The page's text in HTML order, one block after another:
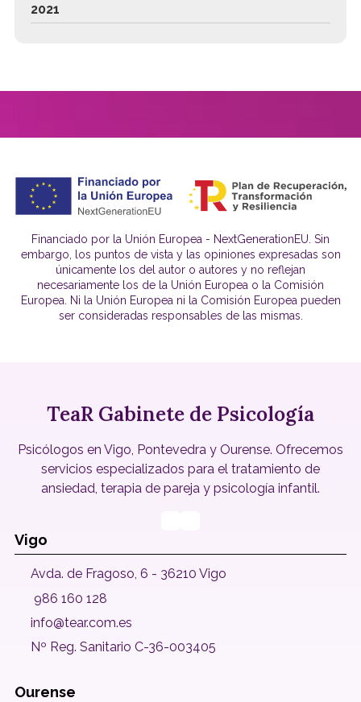
2021
Financiado por la Unión Europea - NextGenerationEU. Sin
embargo, los puntos de vista y las opiniones expresadas son
únicamente los del autor o autores y no reflejan
necesariamente los de la Unión Europea o la Comisión
Europea. Ni la Unión Europea ni la Comisión Europea pueden
ser consideradas responsables de las mismas.
TeaR Gabinete de Psicología
Psicólogos en Vigo, Pontevedra y Ourense. Ofrecemos
servicios especializados para el tratamiento de
ansiedad, terapia de pareja y psicología infantil.
Vigo
Avda. de Fragoso, 6 - 36210 Vigo
986 160 128
info@tear.com.es
Nº Reg. Sanitario C-36-003405
Ourense